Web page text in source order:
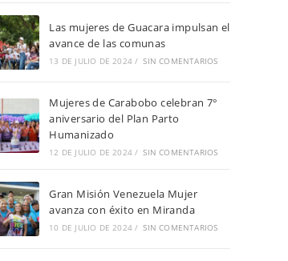
Las mujeres de Guacara impulsan el
avance de las comunas
13 DE JULIO DE 2024 / SIN COMENTARIOS
Mujeres de Carabobo celebran 7°
aniversario del Plan Parto
Humanizado
12 DE JULIO DE 2024 / SIN COMENTARIOS
Gran Misión Venezuela Mujer
avanza con éxito en Miranda
10 DE JULIO DE 2024 / SIN COMENTARIOS